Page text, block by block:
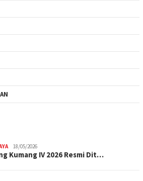
18/05/2026
Kumang IV 2026 Resmi Dit…